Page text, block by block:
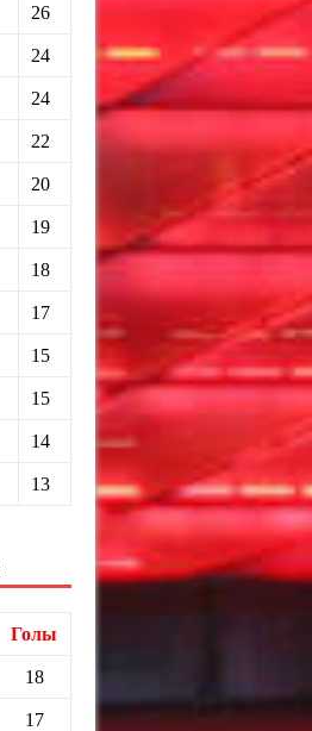
26
24
24
22
20
19
18
17
15
15
14
13
Голы
18
17